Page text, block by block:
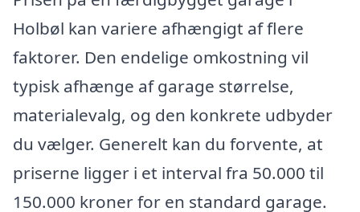
Holbøl kan variere afhængigt af flere
faktorer. Den endelige omkostning vil
typisk afhænge af garage størrelse,
materialevalg, og den konkrete udbyder
du vælger. Generelt kan du forvente, at
priserne ligger i et interval fra 50.000 til
150.000 kroner for en standard garage.